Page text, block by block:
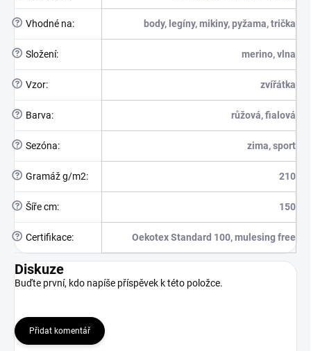
? Vhodné na: body, legíny, mikiny, pyžama, trička
? Složení: merino, vlna
? Vzor: zvířátka
? Barva: růžová, fialová
? Sezóna: zima, sport
? Gramáž g/m2: 210
? Šíře cm: 150
? Certifikace: Oekotex Standard 100, mulesing free
Diskuze
Buďte první, kdo napíše příspěvek k této položce.
Přidat komentář